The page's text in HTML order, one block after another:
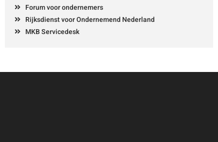
Forum voor ondernemers
Rijksdienst voor Ondernemend Nederland
MKB Servicedesk